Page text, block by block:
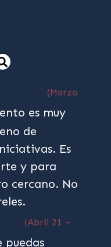
(Marzo
es muy
de
Es
y para
cercano. No
(Abril 21 –
puedas